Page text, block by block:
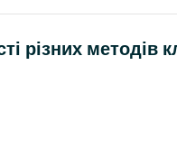
різних методів